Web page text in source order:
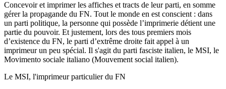
Concevoir et imprimer les affiches et tracts de leur parti, en somme
gérer la propagande du FN. Tout le monde en est conscient : dans
un parti politique, la personne qui possède l’imprimerie détient une
partie du pouvoir. Et justement, lors des tous premiers mois
d’existence du FN, le parti d’extrême droite fait appel à un
imprimeur un peu spécial. Il s'agit du parti fasciste italien, le MSI, le
Movimento sociale italiano (Mouvement social italien).
Le MSI, l'imprimeur particulier du FN